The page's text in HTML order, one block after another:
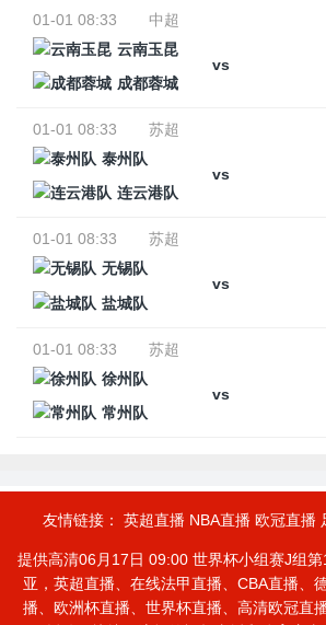
01-01 08:33
中超
云南玉昆
vs
成都蓉城
01-01 08:33
苏超
泰州队
vs
连云港队
01-01 08:33
苏超
无锡队
vs
盐城队
01-01 08:33
苏超
徐州队
vs
常州队
友情链接： 英超直播 NBA直播 欧冠直播
提供高清06月17日 09:00 世界杯小组赛J组第
亚，英超直播、在线法甲直播、CBA直播、
播、欧洲杯直播、世界杯直播、高清欧冠直